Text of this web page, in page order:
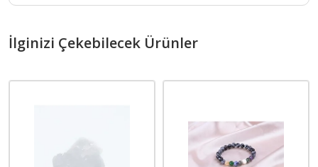
İlginizi Çekebilecek Ürünler